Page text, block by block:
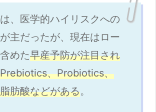
、医学的ハイリスクへの
主だったが、現在はロー
めた早産予防が注目され
、Probiotics、
肪酸などがある。